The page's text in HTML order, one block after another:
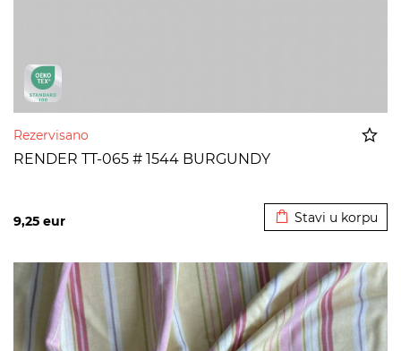
Rezervisano
RENDER TT-065 # 1544 BURGUNDY
9,25 eur Stavi u korpu